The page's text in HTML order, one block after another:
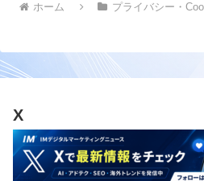
ホーム プライバシー・
X